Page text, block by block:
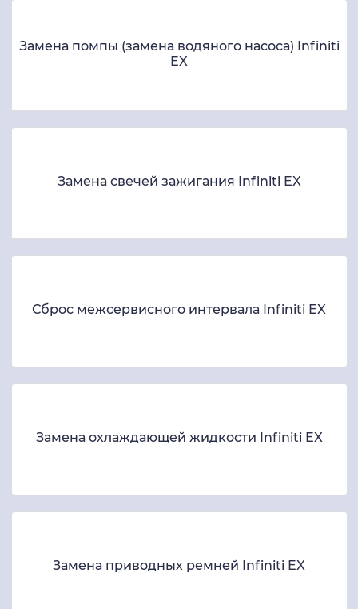
Замена помпы (замена водяного насоса) Infiniti
EX
Замена свечей зажигания Infiniti EX
Сброс межсервисного интервала Infiniti EX
Замена охлаждающей жидкости Infiniti EX
Замена приводных ремней Infiniti EX